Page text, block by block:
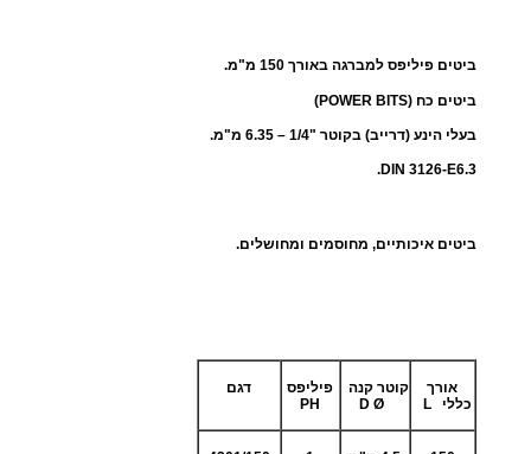
ביטים פיליפס למברגה באורך 150 מ"מ.
ביטים כח (POWER BITS
)
בעלי הינע (דרייב) בקוטר "1/4 – 6.35 מ"מ.
DIN 3126-E6.3
.
ביטים איכותיים, מחוסמים ומחושלים.
אורך
כללי
L
קוטר קנה
DØ
פיליפס
PH
דגם